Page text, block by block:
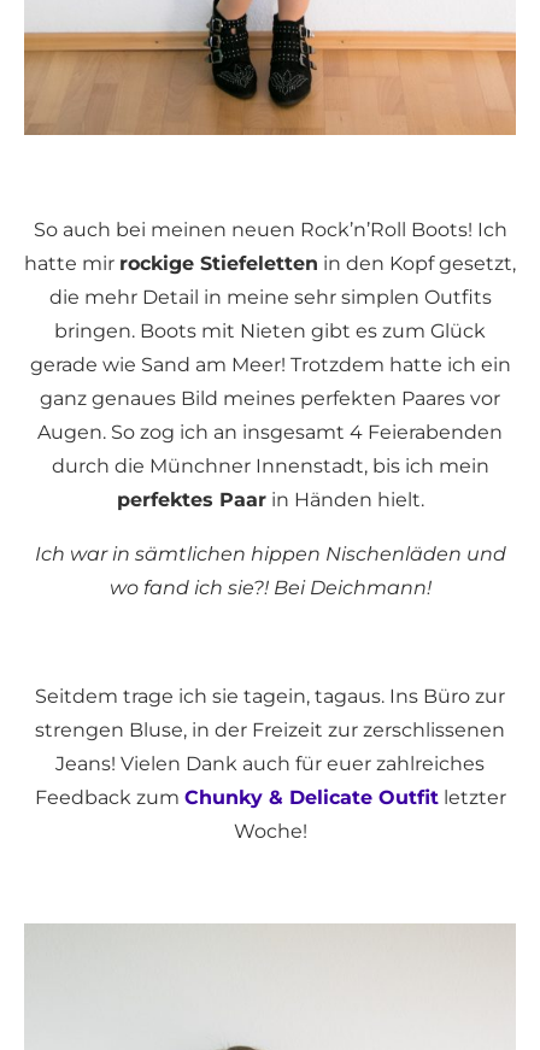
So auch bei meinen neuen Rock’n’Roll Boots! Ich
hatte mir rockige Stiefeletten in den Kopf gesetzt,
die mehr Detail in meine sehr simplen Outfits
bringen. Boots mit Nieten gibt es zum Glück
gerade wie Sand am Meer! Trotzdem hatte ich ein
ganz genaues Bild meines perfekten Paares vor
Augen. So zog ich an insgesamt 4 Feierabenden
durch die Münchner Innenstadt, bis ich mein
perfektes Paarin Händen hielt.
Ich war in sämtlichen hippen Nischenläden und
wo fand ich sie?! Bei Deichmann!
Seitdem trage ich sie tagein, tagaus. Ins Büro zur
strengen Bluse, in der Freizeit zur zerschlissenen
Jeans! Vielen Dank auch für euer zahlreiches
Feedback zum Chunky & Delicate Outfitletzter
Woche!